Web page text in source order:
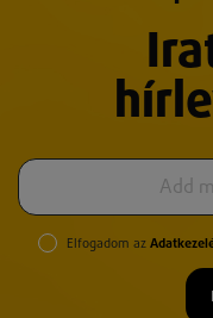
Elfogadom az